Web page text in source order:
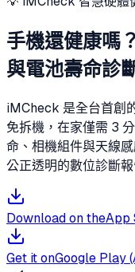
手機還健康嗎
與電池壽命診
iMCheck 是全台首創
免拆機，在家僅需 3
命、相機組件與天線
公正透明的數位診斷
Download on theApp
Get it onGoogle Play